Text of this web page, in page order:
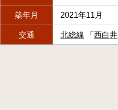
築年月 2021年11月
交通 北総線 「 西白井